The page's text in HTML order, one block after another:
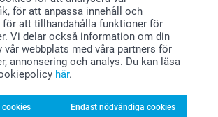
för att anpassa innehåll och
för att tillhandahålla funktioner för
Vi delar också information om din
vår webbplats med våra partners för
annonsering och analys. Du kan läsa
här.
Endast nödvändiga cookies
en fin dag!
för dina ⭐️⭐️⭐️⭐️⭐️ och omdöme, kul att du